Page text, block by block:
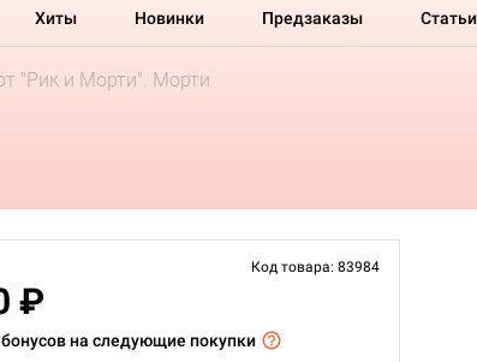
Хиты Новинки Предзаказы Статьи
"Рик и Морти". Морти
Код товара: 83984
₽
бонусов на следующие покупки